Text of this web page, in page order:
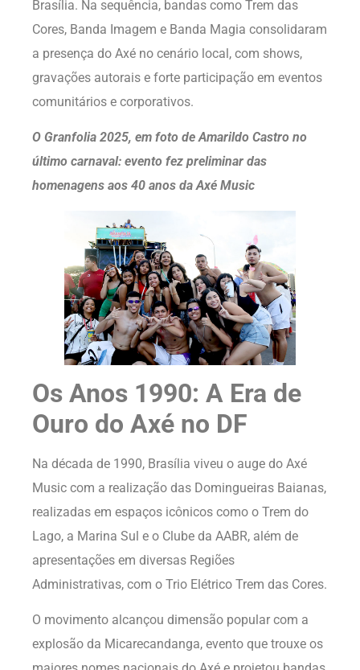
Brasília. Na sequência, bandas como Trem das
Cores, Banda Imagem e Banda Magia consolidaram
a presença do Axé no cenário local, com shows,
gravações autorais e forte participação em eventos
comunitários e corporativos.
O Granfolia 2025, em foto de Amarildo Castro no
último carnaval: evento fez preliminar das
homenagens aos 40 anos da Axé Music
Os Anos 1990: A Era de
Ouro do Axé no DF
Na década de 1990, Brasília viveu o auge do Axé
Music com a realização das Domingueiras Baianas,
realizadas em espaços icônicos como o Trem do
Lago, a Marina Sul e o Clube da AABR, além de
apresentações em diversas Regiões
Administrativas, com o Trio Elétrico Trem das Cores.
O movimento alcançou dimensão popular com a
explosão da Micarecandanga, evento que trouxe os